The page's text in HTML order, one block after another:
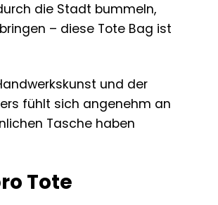
die Stadt bummeln,
– diese Tote Bag ist
und der
fühlt sich angenehm an
Tasche haben
Tote